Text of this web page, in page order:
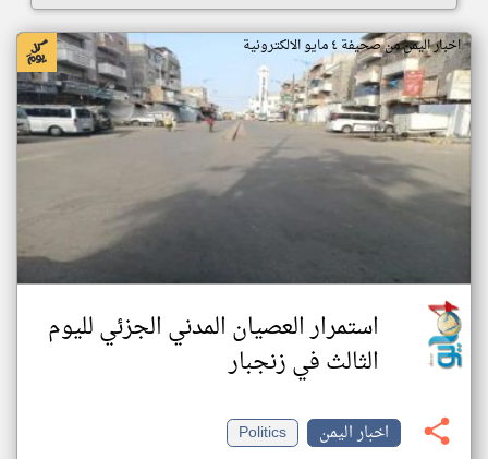
اخبار اليمن من صحيفة ٤ مايو الالكترونية
استمرار العصيان المدني الجزئي لليوم
الثالث في زنجبار
اخبار اليمن
Politics